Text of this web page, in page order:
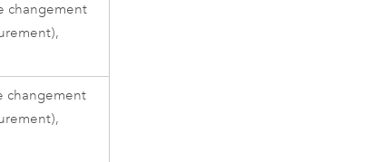
changement
changement